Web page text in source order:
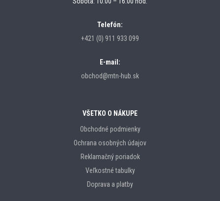
Telefón:
+421 (0) 911 933 099
E-mail:
obchod@mtn-hub.sk
VŠETKO O NÁKUPE
Obchodné podmienky
Ochrana osobných údajov
Reklamačný poriadok
Veľkostné tabulky
Doprava a platby